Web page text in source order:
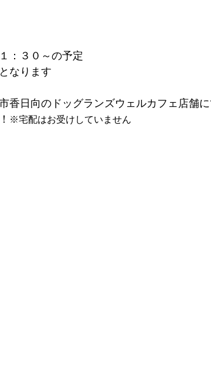
：３０～の予定
なります
香日向のドッグランズウェルカフェ店舗
※宅配はお受けしていません